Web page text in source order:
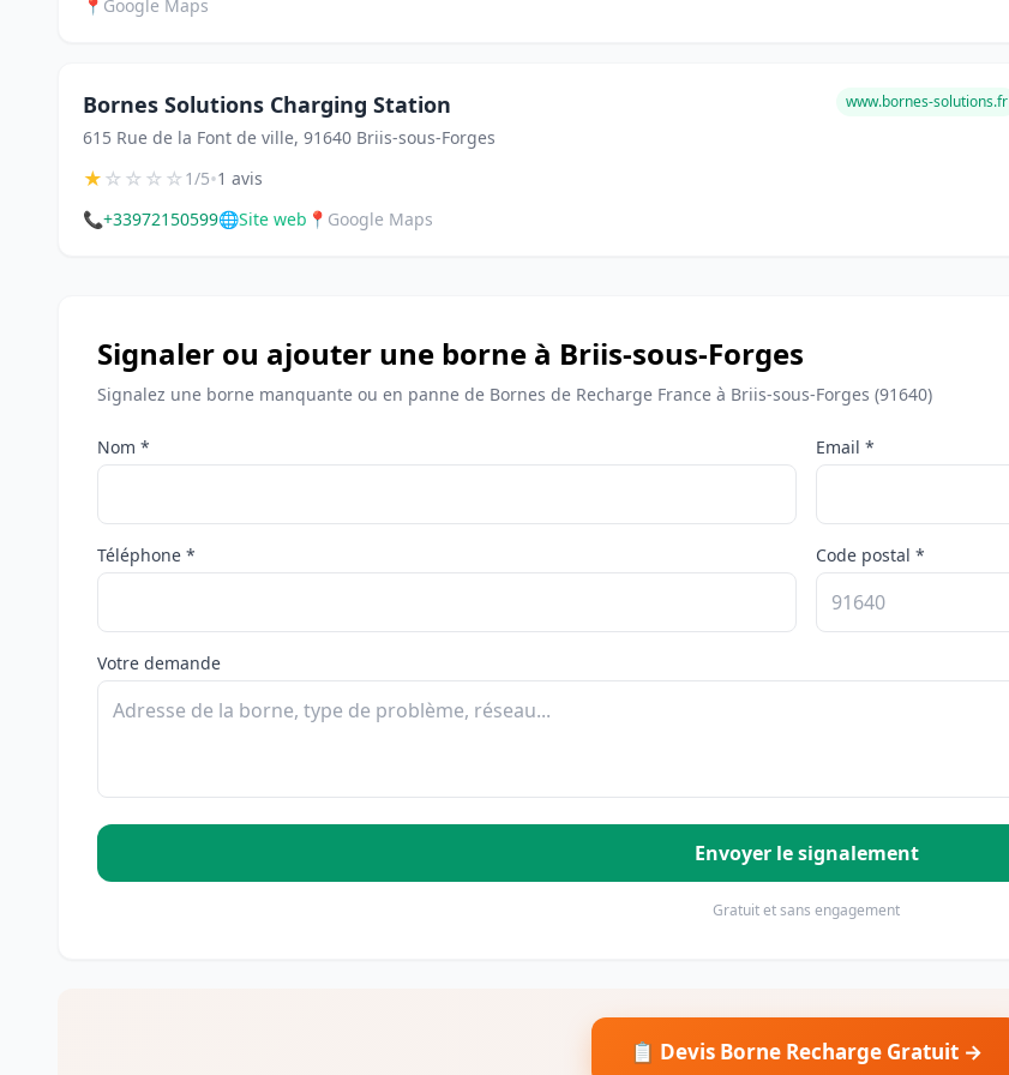
📍 Google Maps
Bornes Solutions Charging Station
615 Rue de la Font de ville, 91640 Briis-sous-Forges
www.bornes-solutions.fr
★☆☆☆☆1/5•1 avis
📞+33972150599🌐Site web 📍 Google Maps
Signaler ou ajouter une borne à Briis-sous-Forges
Signalez une borne manquante ou en panne de Bornes de Recharge France à Briis-sous-Forges (91640)
Nom * Email *
Téléphone * Code postal *
Votre demande
Envoyer le signalement
Gratuit et sans engagement
📋 Devis Borne Recharge Gratuit →